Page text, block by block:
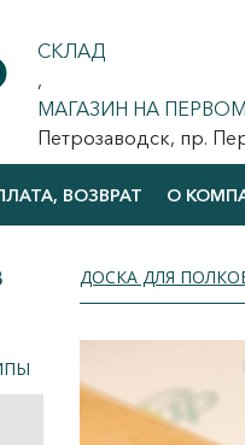
СКЛАД
,
МАГАЗИН НА
Петрозаводск, пр.
ВОЗВРАТ О
ДОСКА ДЛЯ